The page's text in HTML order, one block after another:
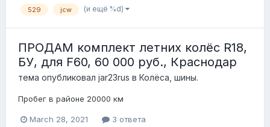
529 jcw (и ещё %d)
ПРОДА М комплект летних колёс R18,
БУ, для F60, 60 000 руб., Краснодар
тема опубликовал jar23rus в Колёса, шины.
Пробег в районе 20000 км
March 28, 2021 3 ответа